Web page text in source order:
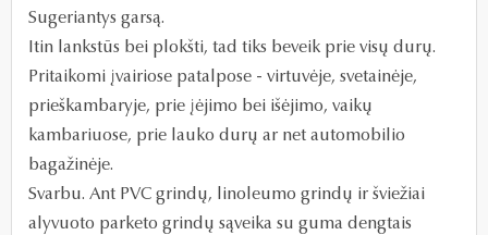
Sugeriantys garsą.
Itin lankstūs bei plokšti, tad tiks beveik prie visų durų.
Pritaikomi įvairiose patalpose - virtuvėje, svetainėje,
prieškambaryje, prie įėjimo bei išėjimo, vaikų
kambariuose, prie lauko durų ar net automobilio
bagažinėje.
Svarbu. Ant PVC grindų, linoleumo grindų ir šviežiai
alyvuoto parketo grindų sąveika su guma dengtais